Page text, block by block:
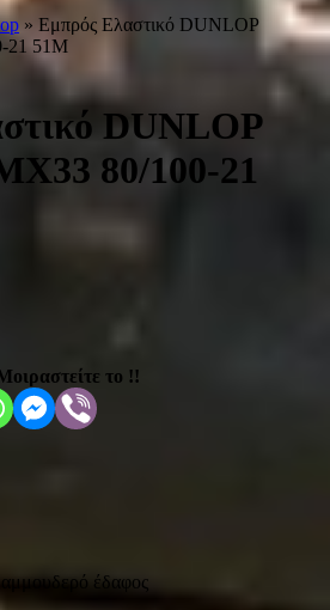
» Εμπρός Ελαστικό DUNLOP
21 51M
DUNLOP
80/100-21
το !!
έδαφος